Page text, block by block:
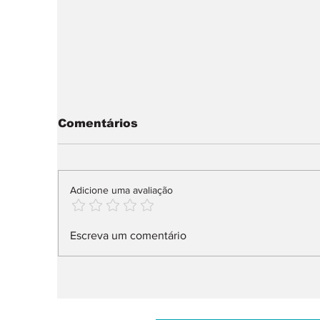
Na Fortune Global 500,
Comentários
Adicione uma avaliação
Escreva um comentário